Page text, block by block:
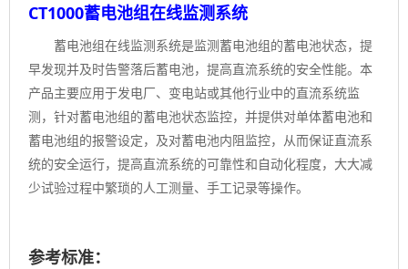
CT1000蓄电池组在线监测系统
蓄电池组在线监测系统是监测蓄电池组的蓄电池状态，提
早发现并及时告警落后蓄电池，提高直流系统的安全性能。本
产品主要应用于发电厂、变电站或其他行业中的直流系统监
测，针对蓄电池组的蓄电池状态监控，并提供对单体蓄电池和
蓄电池组的报警设定，及对蓄电池内阻监控，从而保证直流系
统的安全运行，提高直流系统的可靠性和自动化程度，大大减
少试验过程中繁琐的人工测量、手工记录等操作。
参考标准：